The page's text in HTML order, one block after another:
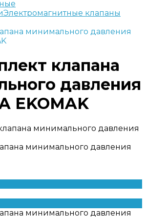
Электромагнитные клапаны
минимального давления
клапана
давления
EKOMAK
минимального давления
минимального давления